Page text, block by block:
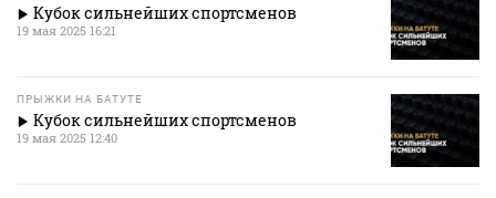
Кубок сильнейших спортсменов
19 мая 2025 16:21
ПРЫЖКИ НА БАТУТЕ
Кубок сильнейших спортсменов
19 мая 2025 12:40